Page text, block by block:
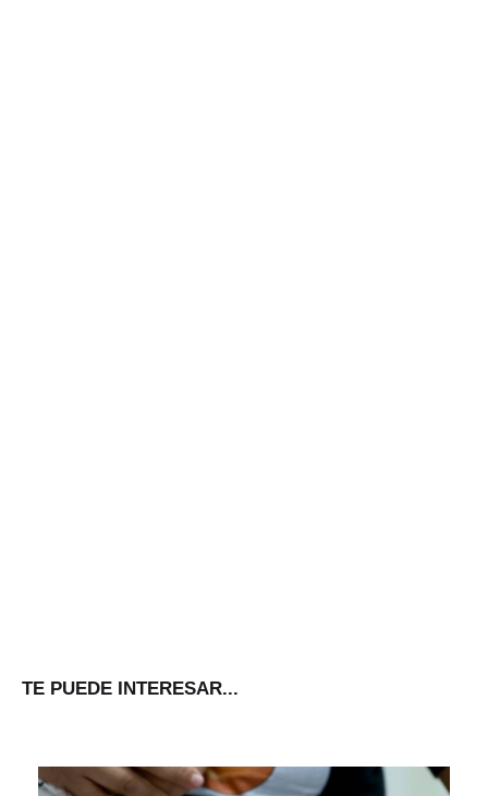
TE PUEDE INTERESAR...